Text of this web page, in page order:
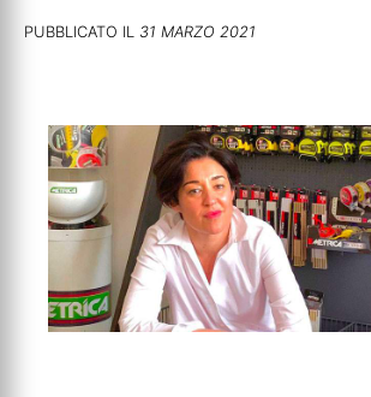
PUBBLICATO IL 31 MARZO 2021